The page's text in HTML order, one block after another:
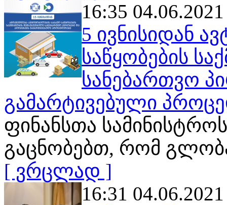
16:35 04.06.2021
5 ივნისიდან
საწყობების
სანებართვო
გამარტივებული
ფინანსთა
გაცნობებთ, რომ
[ ვრცლად ]
16:31 04.06.2021